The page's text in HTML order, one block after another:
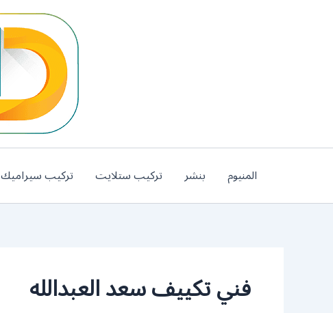
المنيوم بنشر تركيب ستلايت تركيب سيراميك
فني تكييف سعد العبدالله